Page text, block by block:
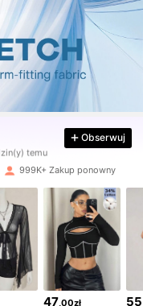
Obserwuj
999K+ Zakup ponowny
47,00zł 55